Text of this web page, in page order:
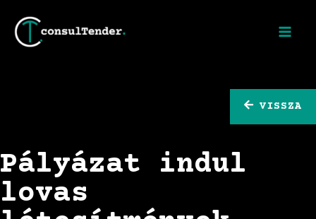
VISSZA
Pályázat indul
lovas